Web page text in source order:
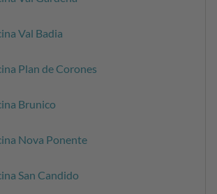
Val Badia
Plan de Corones
Brunico
Nova Ponente
San Candido